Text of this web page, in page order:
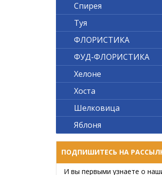
Спирея
Туя
ФЛОРИСТИКА
ФУД-ФЛОРИСТИКА
Хелоне
Хоста
Шелковица
Яблоня
ПОДПИШИТЕСЬ НА
И вы первыми узнаете о